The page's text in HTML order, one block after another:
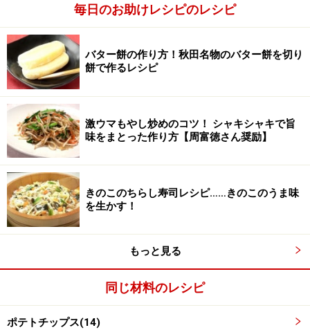
3
オーブントースターで焼く。
ポテトチップの上にかけ、溶けるチーズをのせ、パン粉
をふりかけ、オーブントースターに入れ、おいしそうな
焼き色がつくまで焼く。仕上げに刻みパセリをふりかけ
毎日のお助けレシピのレシピ
バター餅の作り方！秋田名物のバター餅を切り
餅で作るレシピ
激ウマもやし炒めのコツ！ シャキシャキで旨
味をまとった作り方【周富徳さん奨励】
きのこのちらし寿司レシピ……きのこのうま味
を生かす！
もっと見る
同じ材料のレシピ
ポテトチップス(14)